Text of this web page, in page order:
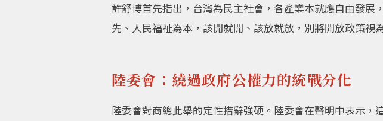
許舒博首先指出，台灣為民主社會，各產業本就應自由發
先、人民福祉為本，該開就開、該放就放，別將開放政策視
陸委會：繞過政府公權力的統戰分化
陸委會對商總此舉的定性措辭強硬。陸委會在聲明中表示